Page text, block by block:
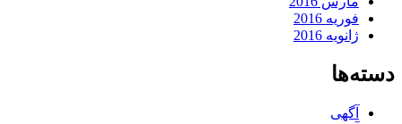
فوریه 2016
ژانویه 2016
دسته‌ها
آگهی